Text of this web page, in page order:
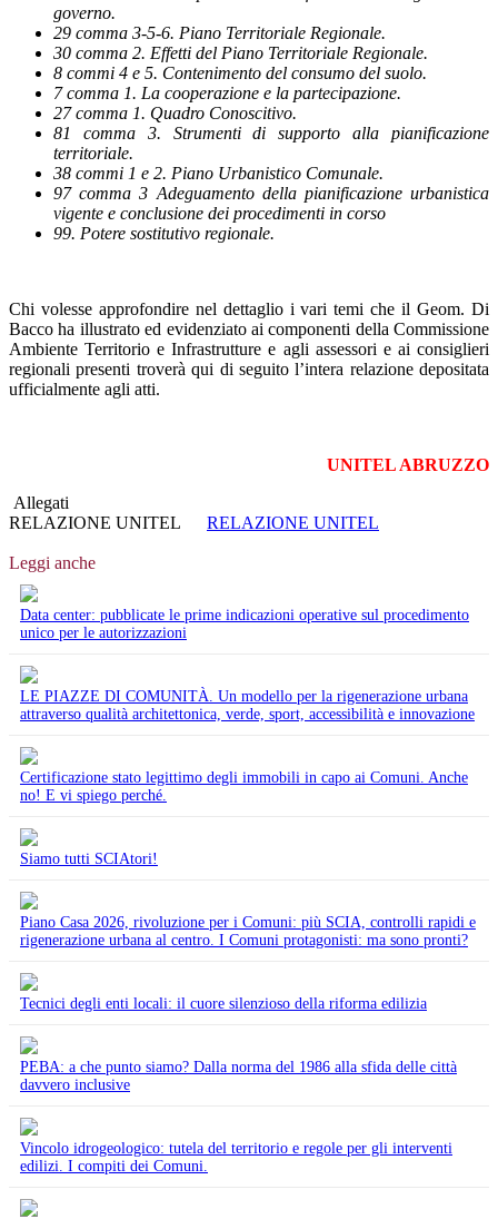
governo.
29 comma 3-5-6. Piano Territoriale Regionale.
30 comma 2. Effetti del Piano Territoriale Regionale.
8 commi 4 e 5. Contenimento del consumo del suolo.
7 comma 1. La cooperazione e la partecipazione.
27 comma 1. Quadro Conoscitivo.
81 comma 3. Strumenti di supporto alla pianificazione
territoriale.
38 commi 1 e 2. Piano Urbanistico Comunale.
97 comma 3 Adeguamento della pianificazione urbanistica
vigente e conclusione dei procedimenti in corso
99. Potere sostitutivo regionale.
Chi volesse approfondire nel dettaglio i vari temi che il Geom. Di
Bacco ha illustrato ed evidenziato ai componenti della Commissione
Ambiente Territorio e Infrastrutture e agli assessori e ai consiglieri
regionali presenti troverà qui di seguito l’intera relazione depositata
ufficialmente agli atti.
UNITEL ABRUZZO
Allegati
RELAZIONE UNITEL
RELAZIONE UNITEL
Leggi anche
Data center: pubblicate le prime indicazioni operative sul procedimento
unico per le autorizzazioni
LE PIAZZE DI COMUNITÀ. Un modello per la rigenerazione urbana
attraverso qualità architettonica, verde, sport, accessibilità e innovazione
Certificazione stato legittimo degli immobili in capo ai Comuni. Anche
no! E vi spiego perché.
Siamo tutti SCIAtori!
Piano Casa 2026, rivoluzione per i Comuni: più SCIA, controlli rapidi e
rigenerazione urbana al centro. I Comuni protagonisti: ma sono pronti?
Tecnici degli enti locali: il cuore silenzioso della riforma edilizia
PEBA: a che punto siamo? Dalla norma del 1986 alla sfida delle città
davvero inclusive
Vincolo idrogeologico: tutela del territorio e regole per gli interventi
edilizi. I compiti dei Comuni.